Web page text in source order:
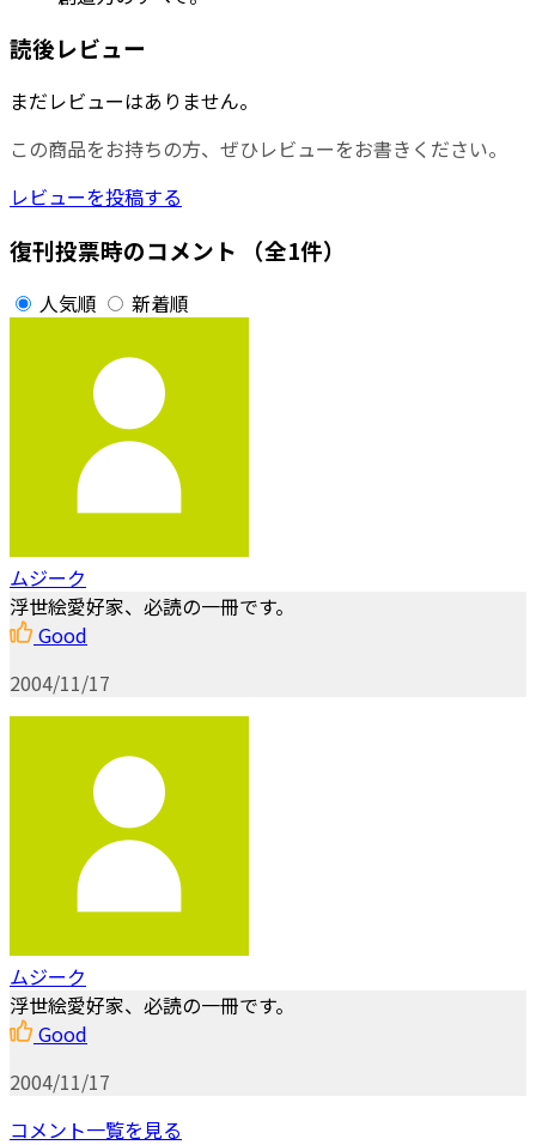
読後レビュー
まだレビューはありません。
この商品をお持ちの方、ぜひレビューをお書きください。
レビューを投稿する
復刊投票時のコメント （全1件）
人気順 新着順
ムジーク
浮世絵愛好家、必読の一冊です。
Good
2004/11/17
ムジーク
浮世絵愛好家、必読の一冊です。
Good
2004/11/17
コメント一覧を見る